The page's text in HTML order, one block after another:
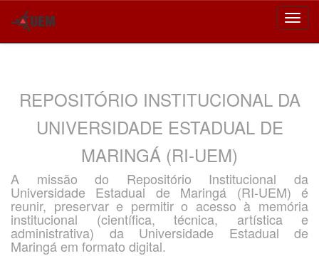
REPOSITÓRIO INSTITUCIONAL DA
UNIVERSIDADE ESTADUAL DE
MARINGÁ (RI-UEM)
A missão do Repositório Institucional da
Universidade Estadual de Maringá (RI-UEM) é
reunir, preservar e permitir o acesso à memória
institucional (científica, técnica, artística e
administrativa) da Universidade Estadual de
Maringá em formato digital.